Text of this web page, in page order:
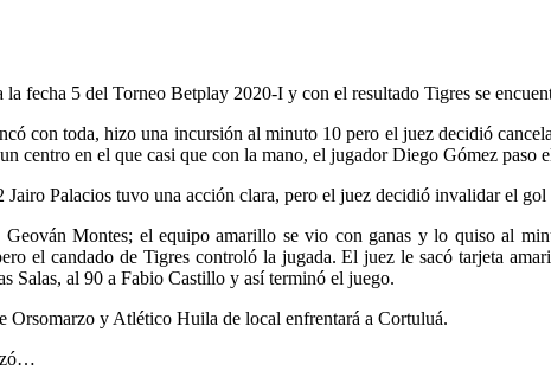
fecha 5 del Torneo Betplay 2020-I y con el resultado Tigres se
con toda, hizo una incursión al minuto 10 pero el juez decidió
centro en el que casi que con la mano, el jugador Diego Gómez paso
Palacios tuvo una acción clara, pero el juez decidió invalidar el
Geován Montes; el equipo amarillo se vio con ganas y lo quiso al
el candado de Tigres controló la jugada. El juez le sacó tarjeta
Salas, al 90 a Fabio Castillo y así terminó el juego.
Orsomarzo y Atlético Huila de local enfrentará a Cortuluá.